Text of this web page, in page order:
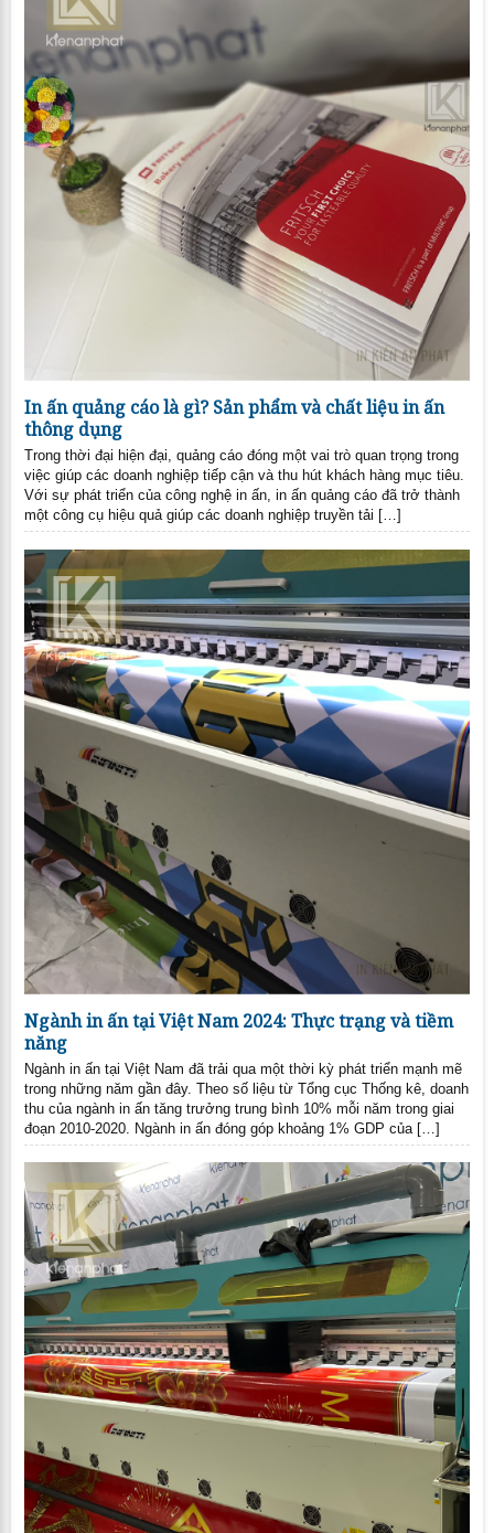
In ấn quảng cáo là gì? Sản phẩm và chất liệu in ấn
thông dụng
Trong thời đại hiện đại, quảng cáo đóng một vai trò quan trọng trong
việc giúp các doanh nghiệp tiếp cận và thu hút khách hàng mục tiêu.
Với sự phát triển của công nghệ in ấn, in ấn quảng cáo đã trở thành
một công cụ hiệu quả giúp các doanh nghiệp truyền tải […]
Ngành in ấn tại Việt Nam 2024: Thực trạng và tiềm
năng
Ngành in ấn tại Việt Nam đã trải qua một thời kỳ phát triển mạnh mẽ
trong những năm gần đây. Theo số liệu từ Tổng cục Thống kê, doanh
thu của ngành in ấn tăng trưởng trung bình 10% mỗi năm trong giai
đoạn 2010-2020. Ngành in ấn đóng góp khoảng 1% GDP của […]